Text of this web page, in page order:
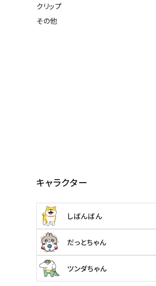
クリップ
その他
キャラクター
しばんばん
だっとちゃん
ツンダちゃん